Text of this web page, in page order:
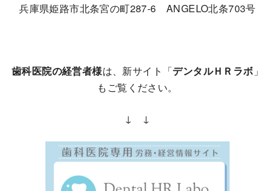
兵庫県姫路市北条宮の町287-6 ANGELO北条703号
歯科医院の経営者様は、新サイト「デンタルＨＲラボ 」
もご覧ください。
↓ ↓